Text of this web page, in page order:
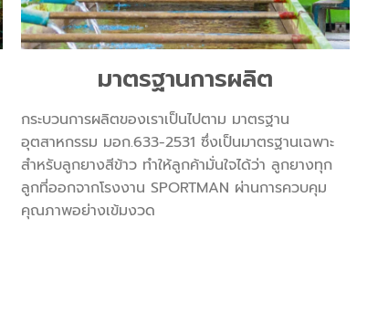
มาตรฐานการผลิต
กระบวนการผลิตของเราเป็นไปตาม มาตรฐาน
อุตสาหกรรม มอก.633-2531 ซึ่งเป็นมาตรฐานเฉพาะ
สำหรับลูกยางสีข้าว ทำให้ลูกค้ามั่นใจได้ว่า ลูกยางทุก
ลูกที่ออกจากโรงงาน SPORTMAN ผ่านการควบคุม
คุณภาพอย่างเข้มงวด